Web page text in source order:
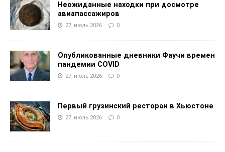
Неожиданные находки при досмотре
авиапассажиров
27, июль 2026 0
Опубликованные дневники Фаучи времен
пандемии COVID
27, июль 2026 0
Первый грузинский ресторан в Хьюстоне
27, июль 2026 0